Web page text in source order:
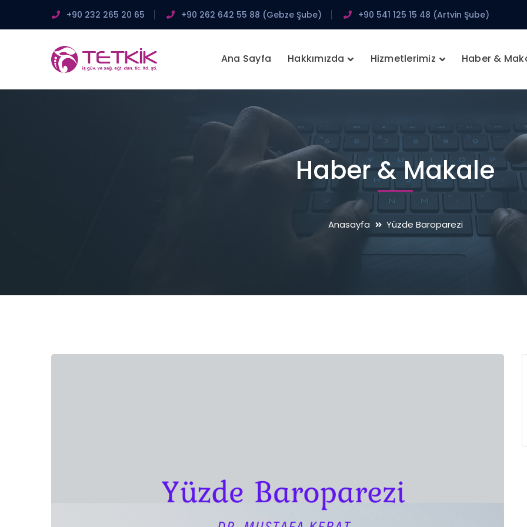
+90 232 265 20 65 +90 262 642 55 88 (Gebze Şube) +90 541 125 15 48 (Artvin Şube)
Ana Sayfa Hakkımızda Hizmetlerimiz Haber &
Haber & Makale
Anasayfa Yüzde Baroparezi